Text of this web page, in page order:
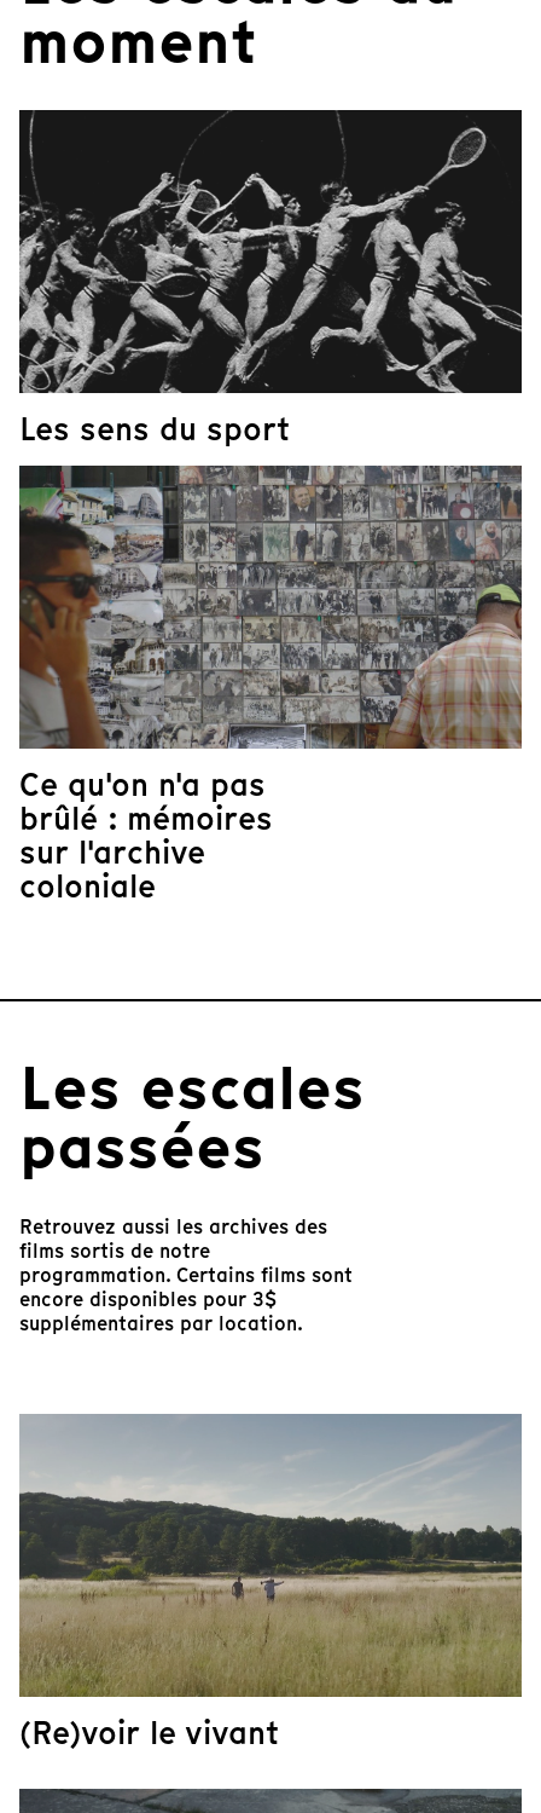
moment
Les sens du sport
Ce qu'on n'a pas
brûlé : mémoires
sur l'archive
coloniale
Les escales
passées
Retrouvez aussi les archives des
films sortis de notre
programmation. Certains films sont
encore disponibles pour 3$
supplémentaires par location.
(Re)voir le vivant